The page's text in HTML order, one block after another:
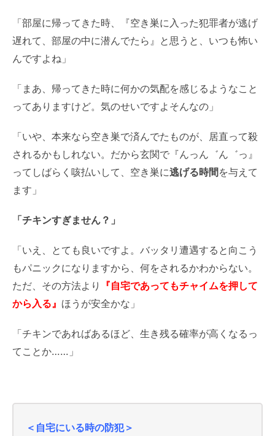
「部屋に帰ってきた時、『空き巣に入った犯罪者が逃げ
遅れて、部屋の中に潜んでたら』と思うと、いつも怖い
んですよね」
「まあ、帰ってきた時に何かの気配を感じるようなこと
ってありますけど。気のせいですよそんなの」
「いや、本来なら空き巣で済んでたものが、居直って殺
されるかもしれない。だから玄関で『んっん゛ん゛っ』
ってしばらく咳払いして、空き巣に逃げる時間 を与えて
ます」
「チキンすぎません？」
「いえ、とても良いですよ。バッタリ遭遇すると向こう
もパニックになりますから、何をされるかわからない。
ただ、その方法より
『自宅であってもチャイムを押して
から入る』 ほうが安全かな」
「チキンであればあるほど、生き残る確率が高くなるっ
てことか……」
＜自宅にいる時の防犯＞